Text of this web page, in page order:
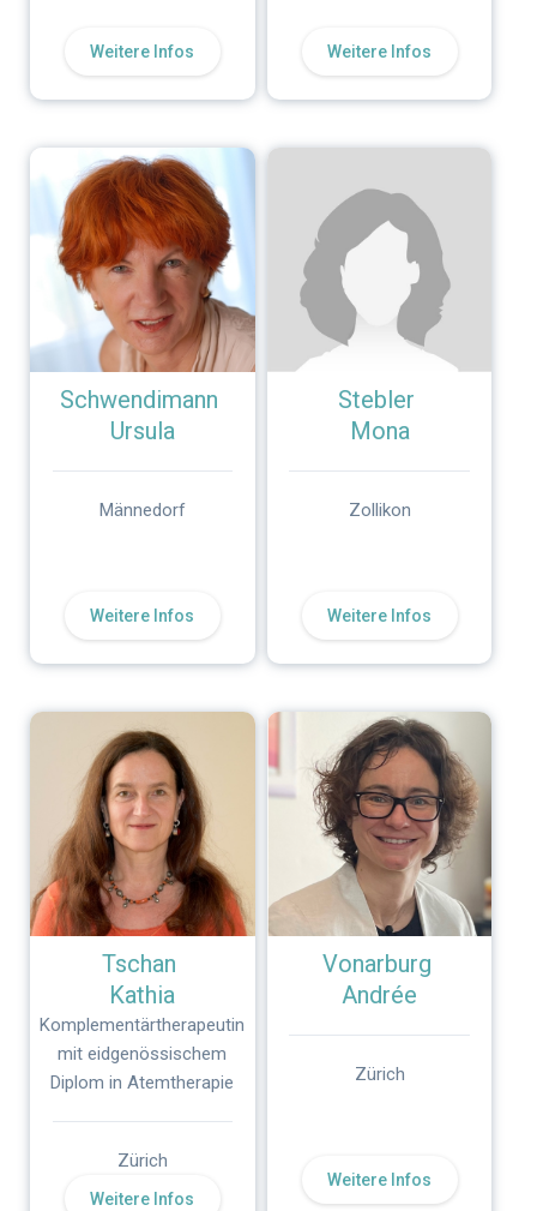
Weitere Infos Weitere Infos
Schwendimann
Ursula
Männedorf
Weitere Infos
Stebler
Mona
Zollikon
Weitere Infos
Tschan
Kathia
Komplementärtherapeutin
mit eidgenössischem
Diplom in Atemtherapie
Zürich
Weitere Infos
Vonarburg
Andrée
Zürich
Weitere Infos